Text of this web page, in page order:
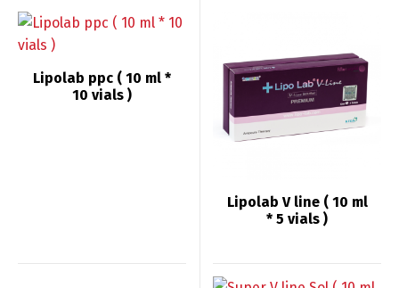
Lipolab ppc ( 10 ml *
10 vials )
Lipolab V line ( 10 ml
* 5 vials )